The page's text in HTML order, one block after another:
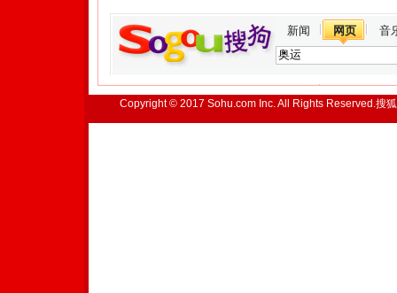
新闻 网页 音
Copyright © 2017 Sohu.com Inc. All Rights Reserved.搜